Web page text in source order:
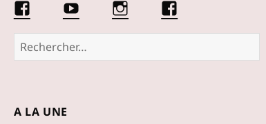
Facebook
Les
Fabuloustics
Conseils
d’une
éducatrice
de
Éduquer
les
petits
La
communauté
Marmotille
Rechercher :
A LA UNE